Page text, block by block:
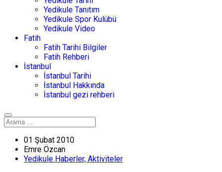
Yedikule Tanıtım
Yedikule Spor Kulübü
Yedikule Video
Fatih
Fatih Tarihi Bilgiler
Fatih Rehberi
İstanbul
İstanbul Tarihi
İstanbul Hakkında
İstanbul gezi rehberi
01 Şubat 2010
Emre Özcan
Yedikule Haberler, Aktiviteler